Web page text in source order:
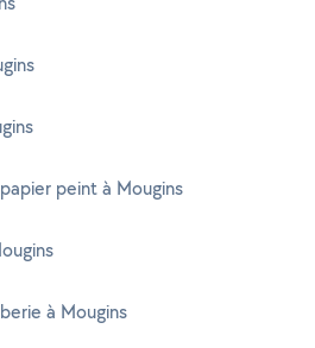
peint à Mougins
à Mougins